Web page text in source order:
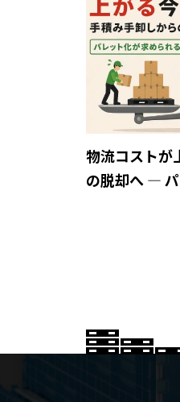
物流コストが
の脱却へ ―